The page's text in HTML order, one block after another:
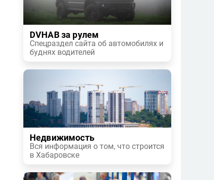
DVHAB за рулем
Спецраздел сайта об автомобилях и
буднях водителей
Недвижимость
Вся информация о том, что строится
в Хабаровске